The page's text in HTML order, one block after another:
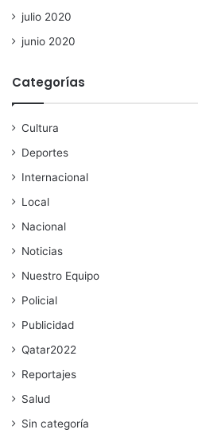
julio 2020
junio 2020
Categorías
Cultura
Deportes
Internacional
Local
Nacional
Noticias
Nuestro Equipo
Policial
Publicidad
Qatar2022
Reportajes
Salud
Sin categoría